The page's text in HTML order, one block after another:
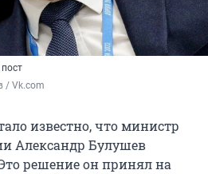
/ Vk.com
известно, что министр
Александр Булушев
решение он принял на